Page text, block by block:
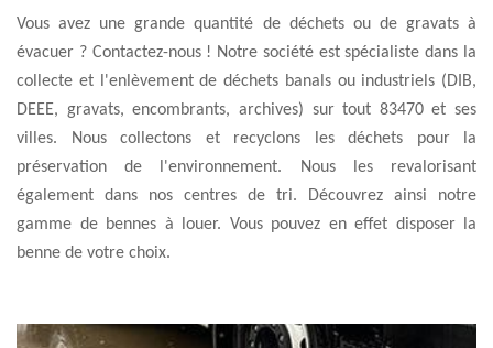
Vous avez une grande quantité de déchets ou de gravats à
évacuer ? Contactez-nous ! Notre société est spécialiste dans la
collecte et l'enlèvement de déchets banals ou industriels (DIB,
DEEE, gravats, encombrants, archives) sur tout 83470 et ses
villes. Nous collectons et recyclons les déchets pour la
préservation de l'environnement. Nous les revalorisant
également dans nos centres de tri. Découvrez ainsi notre
gamme de bennes à louer. Vous pouvez en effet disposer la
benne de votre choix.